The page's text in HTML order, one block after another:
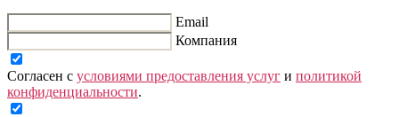
Email
Компания
Согласен с условиями предоставления услуг и политикой
конфиденциальности.